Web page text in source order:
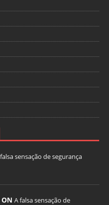
sensação de segurança
ON A falsa sensação de